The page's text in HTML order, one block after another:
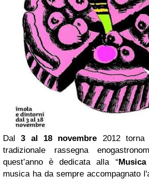
Dal3 al 18 novembre 2012
tradizionale rassegna
quest’anno è dedicata alla “
musica ha da sempre accompagnato